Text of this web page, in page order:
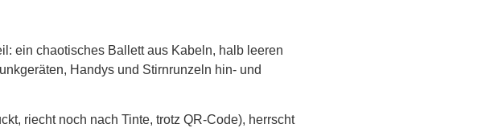
ein chaotisches Ballett aus Kabeln, halb leeren
Handys und Stirnrunzeln hin- und
riecht noch nach Tinte, trotz QR-Code), herrscht